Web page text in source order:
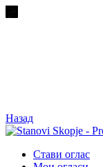
Назад
Стави оглас